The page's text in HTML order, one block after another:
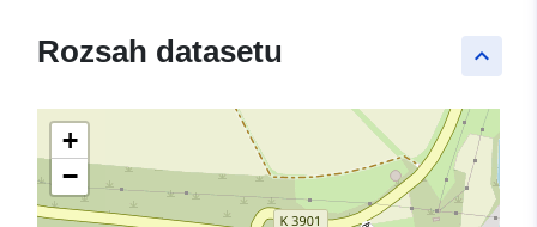
keyboard_arrow_up
Rozsah datasetu
+
−